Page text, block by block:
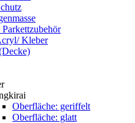
Parkettzubehör
Kleber
Oberfläche: geriffelt
Oberfläche: glatt